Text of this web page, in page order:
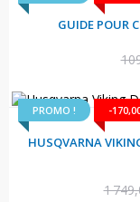
GUIDE POUR
PROMO ! -
HUSQVARNA
Prix
1